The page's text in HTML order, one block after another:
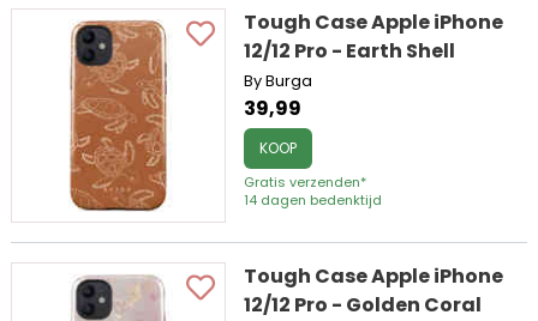
Tough Case Apple iPhone
12/12 Pro - Earth Shell
By Burga
39,99
KOOP
Gratis verzenden*
14 dagen bedenktijd
Tough Case Apple iPhone
12/12 Pro - Golden Coral